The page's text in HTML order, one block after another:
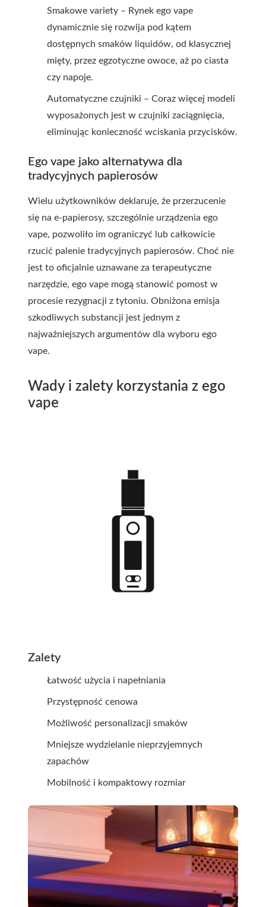
Smakowe variety – Rynek ego vape
dynamicznie się rozwija pod kątem
dostępnych smaków liquidów, od klasycznej
mięty, przez egzotyczne owoce, aż po ciasta
czy napoje.
Automatyczne czujniki – Coraz więcej modeli
wyposażonych jest w czujniki zaciągnięcia,
eliminując konieczność wciskania przycisków.
Ego vape jako alternatywa dla
tradycyjnych papierosów
Wielu użytkowników deklaruje, że przerzucenie
się na e-papierosy, szczególnie urządzenia ego
vape, pozwoliło im ograniczyć lub całkowicie
rzucić palenie tradycyjnych papierosów. Choć nie
jest to oficjalnie uznawane za terapeutyczne
narzędzie, ego vape mogą stanowić pomost w
procesie rezygnacji z tytoniu. Obniżona emisja
szkodliwych substancji jest jednym z
najważniejszych argumentów dla wyboru ego
vape.
Wady i zalety korzystania z ego
vape
Zalety
Łatwość użycia i napełniania
Przystępność cenowa
Możliwość personalizacji smaków
Mniejsze wydzielanie nieprzyjemnych
zapachów
Mobilność i kompaktowy rozmiar